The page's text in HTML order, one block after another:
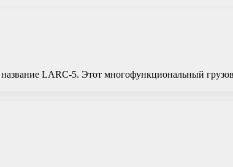
LARC-5. Этот многофункциональный